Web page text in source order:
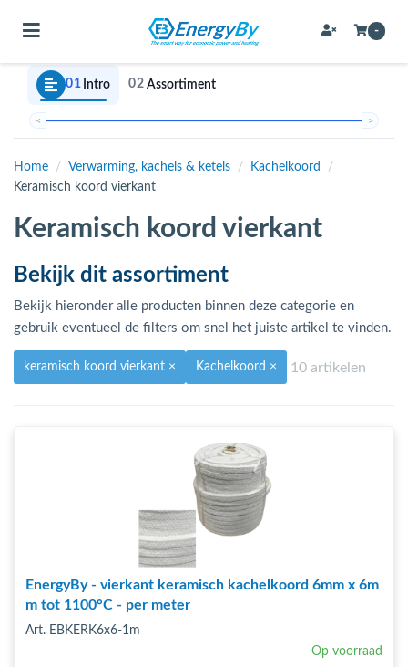
(Bevestigingsmateriaal / schroeven)
(Buizen & leidingen)
(Expansievaten)
(Fittingen)
(Flexibele slangen)
(Gereedschap)
(Circulatiepompen, pompgroepen & verdelers)
(Verwarming, kachels & ketels)
(Zonneboilersets & onderdelen)
Toggle navigation -
01 Intro 02 Assortiment
< >
Home / Verwarming, kachels & ketels / Kachelkoord
/
Keramisch koord vierkant
Keramisch koord vierkant
Bekijk dit assortiment
Bekijk hieronder alle producten binnen deze categorie en
gebruik eventueel de filters om snel het juiste artikel te vinden.
keramisch koord vierkant × Kachelkoord × 10 artikelen
EnergyBy - vierkant keramisch kachelkoord 6mm x 6m
m tot 1100°C - per meter
Art. EBKERK6x6-1m
Op voorraad